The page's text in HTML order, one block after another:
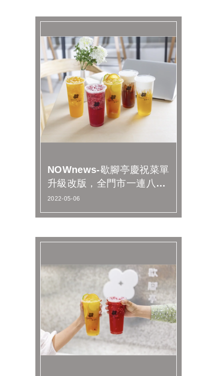
NOWnews-歇腳亭慶祝菜單
升級改版，全門市一連八天
推出買一送一
2022-05-06